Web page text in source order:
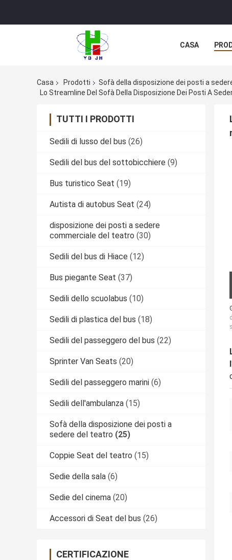
CASA
Casa Prodotti
Sofà della disposizione dei posti a
Lo Streamline Del Sofà Della Disposizione Dei Posti A
TUTTI I PRODOTTI
Sedili di lusso del bus (26)
Sedili del bus del sottobicchiere (9)
Bus turistico Seat (19)
Autista di autobus Seat (24)
disposizione dei posti a sedere
commerciale del teatro (30)
Sedili del bus di Hiace (12)
Bus piegante Seat (37)
Sedili dello scuolabus (10)
Sedili di plastica del bus (18)
Sedili del passeggero del bus (22)
Sprinter Van Seats (20)
Sedili del passeggero marini (6)
Sedili dell'ambulanza (15)
Sofà della disposizione dei posti a
sedere del teatro (25)
Coppie Seat del teatro (15)
Sedie della sala (6)
Sedie del cinema (20)
Accessori di Seat del bus (26)
CERTIFICAZIONE